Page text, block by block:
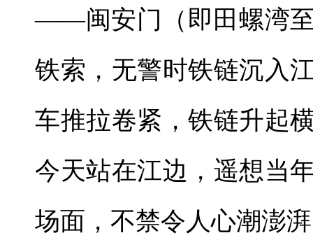
——闽安门（即田螺湾
铁索，无警时铁链沉入
车推拉卷紧，铁链升起
今天站在江边，遥想当
场面，不禁令人心潮澎